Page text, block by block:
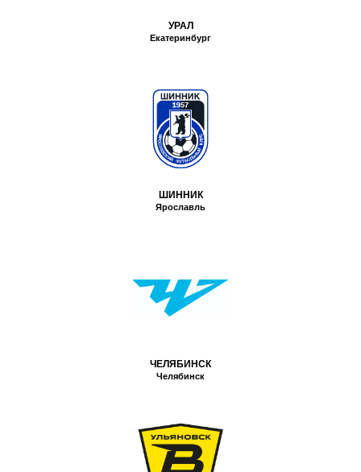
УРАЛ
Екатеринбург
ШИННИК
Ярославль
ЧЕЛЯБИНСК
Челябинск